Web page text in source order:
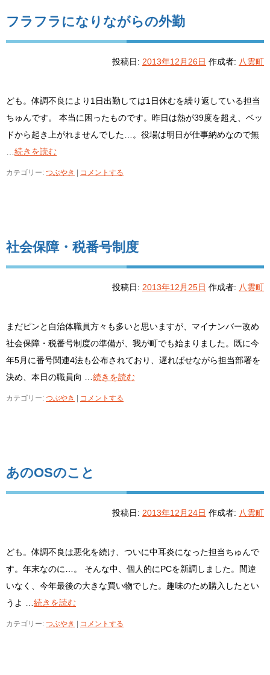
フラフラになりながらの外勤
投稿日: 2013年12月26日 作成者: 八雲町
ども。体調不良により1日出勤しては1日休むを繰り返している担当
ちゅんです。 本当に困ったものです。昨日は熱が39度を超え、ベッ
ドから起き上がれませんでした…。役場は明日が仕事納めなので無
続きを読む
カテゴリー: つぶやき コメントする
社会保障・税番号制度
投稿日: 2013年12月25日 作成者: 八雲町
まだピンと自治体職員方々も多いと思いますが、マイナンバー改め
社会保障・税番号制度の準備が、我が町でも始まりました。既に今
年5月に番号関連4法も公布されており、遅ればせながら担当部署を
決め、本日の職員向 … 続きを読む
カテゴリー: つぶやき コメントする
あのOSのこと
投稿日: 2013年12月24日 作成者: 八雲町
ども。体調不良は悪化を続け、ついに中耳炎になった担当ちゅんで
す。年末なのに…。 そんな中、個人的にPCを新調しました。間違
いなく、今年最後の大きな買い物でした。趣味のため購入したとい
うよ … 続きを読む
カテゴリー: つぶやき コメントする